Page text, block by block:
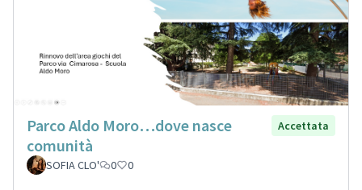
Parco Aldo Moro…dove nasce
comunità
Accettata
SOFIA CLO' 0 0